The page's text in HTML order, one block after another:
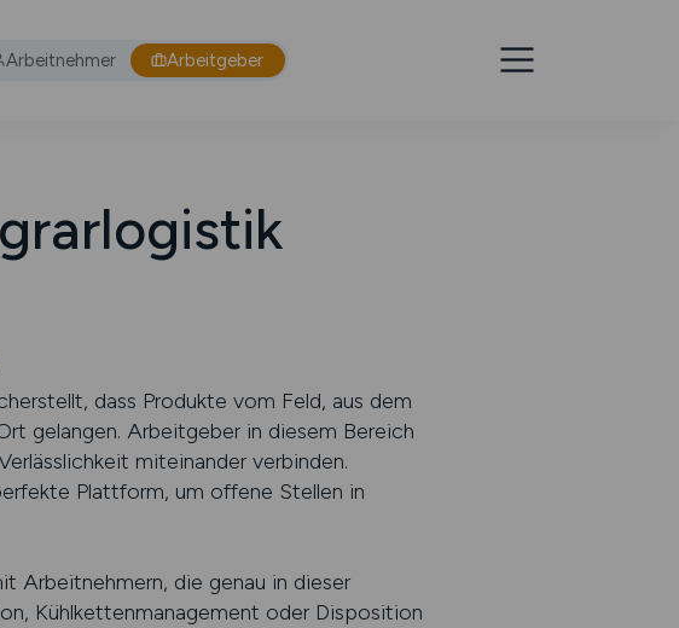
Arbeitnehmer Arbeitgeber
dass Produkte vom Feld, aus dem
gelangen. Arbeitgeber in diesem Bereich
miteinander verbinden.
Plattform, um offene Stellen in
Arbeitnehmern, die genau in dieser
Kühlkettenmanagement oder Disposition